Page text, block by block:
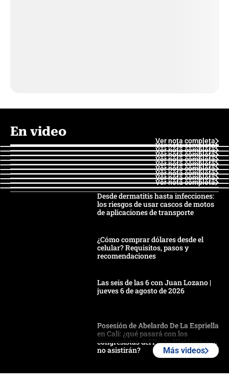
En video
Ver nota completa
Ver nota completa
Ver nota completa
Ver nota completa
Ver nota completa
Ver nota completa
Ver nota completa
Ver nota completa
Ver nota completa
Ver nota completa
Desde dermatitis hasta infecciones:
los riesgos de usar cascos de motos
de aplicaciones de transporte
¿Cómo comprar dólares desde el
celular? Requisitos, pasos y
recomendaciones
Las seis de las 6 con Juan Lozano |
jueves 6 de agosto de 2026
Posesión de Abelardo De La Espriella
en Cali: ¿qué pasará con los
congresistas del Pacto Histórico que
no asistirán?
Más videos